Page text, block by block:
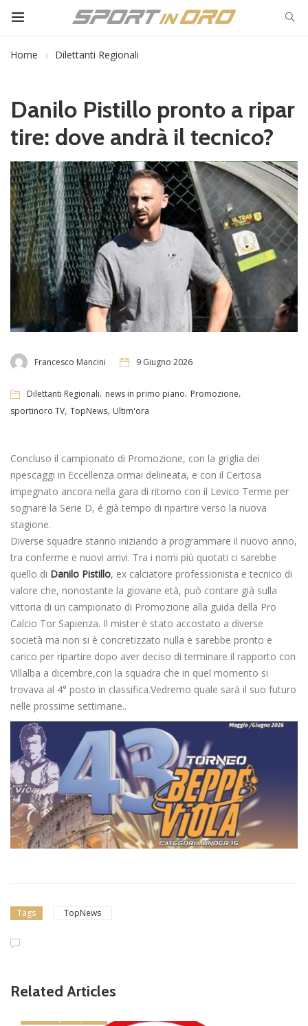
Home Dilettanti Regionali
Danilo Pistillo pronto a ripar
tire: dove andrà il tecnico?
Francesco Mancini 9 Giugno 2026
Dilettanti Regionali, news in primo piano, Promozione,
sportinoro TV, TopNews, Ultim'ora
Concluso il campionato di Promozione, con la griglia dei
ripescaggi in Eccellenza ormai delineata, e con il Certosa
impegnato ancora nella gara di ritorno con il Levico Terme per
sognare la Serie D, é già tempo di ripartire verso la nuova
stagione.
Diverse squadre stanno iniziando a programmare il nuovo anno,
tra conferme e nuovi arrivi. Tra i nomi più quotati ci sarebbe
quello di Danilo Pistillo, ex calciatore professionista e tecnico di
valore che, nonostante la giovane età, può contare già sulla
vittoria di un campionato di Promozione alla guida della Pro
Calcio Tor Sapienza. Il mister è stato accostato a diverse
società ma non si è concretizzato nulla e sarebbe pronto e
carico per ripartire dopo aver deciso di terminare il rapporto con
Villalba a dicembre,con la squadra che in quel momento si
trovava al 4° posto in classifica.Vedremo quale sarà il suo futuro
nelle prossime settimane..
Tags TopNews
Related Articles